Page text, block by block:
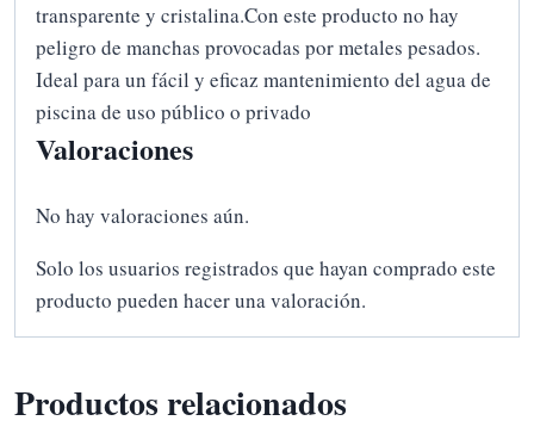
transparente y cristalina.Con este producto no hay
peligro de manchas provocadas por metales pesados.
Ideal para un fácil y eficaz mantenimiento del agua de
piscina de uso público o privado
Valoraciones
No hay valoraciones aún.
Solo los usuarios registrados que hayan comprado este
producto pueden hacer una valoración.
Productos relacionados